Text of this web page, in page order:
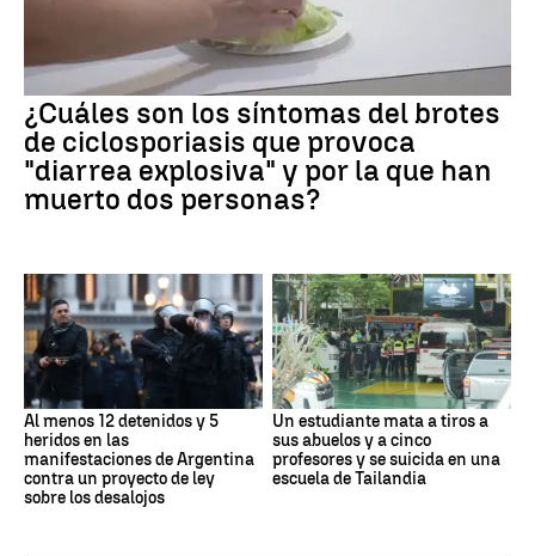
¿Cuáles son los síntomas del brotes
de ciclosporiasis que provoca
"diarrea explosiva" y por la que han
muerto dos personas?
Al menos 12 detenidos y 5
heridos en las
manifestaciones de Argentina
contra un proyecto de ley
sobre los desalojos
Un estudiante mata a tiros a
sus abuelos y a cinco
profesores y se suicida en una
escuela de Tailandia